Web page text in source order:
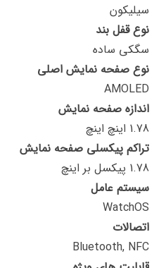
سیلیکون
نوع قفل بند
سگکی ساده
نوع صفحه نمایش اصلی
AMOLED
اندازه صفحه نمایش
1.78 اینچ اینچ
تراکم پیکسلی صفحه نمایش
1.78 پیکسل بر اینچ
سیستم عامل
WatchOS
اتصالات
Bluetooth, NFC